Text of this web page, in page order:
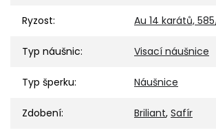
Ryzost: Au 14 karátů,
Typ náušnic: Visací náušnice
Typ šperku: Náušnice
Zdobení: Briliant, Safír